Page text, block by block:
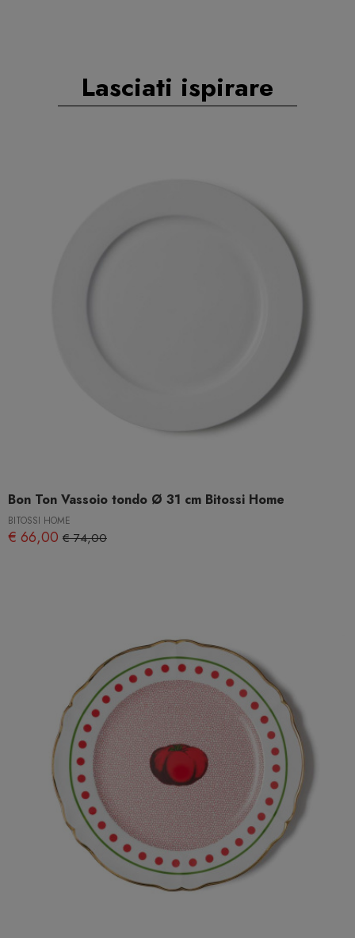
Lasciati ispirare
Bon Ton Vassoio tondo Ø 31 cm Bitossi Home
BITOSSI HOME
€ 66,00 € 74,00